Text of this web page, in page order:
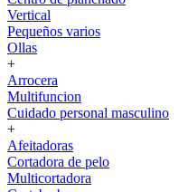
Vertical
Pequeños varios
Ollas
+
Arrocera
Multifuncion
Cuidado personal masculino
+
Afeitadoras
Cortadora de pelo
Multicortadora